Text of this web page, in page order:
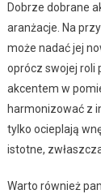
Dobrze dobrane
aranżacje. Na
może nadać jej
oprócz swojej roli
akcentem w
harmonizować z
tylko ocieplają
istotne,
Warto również